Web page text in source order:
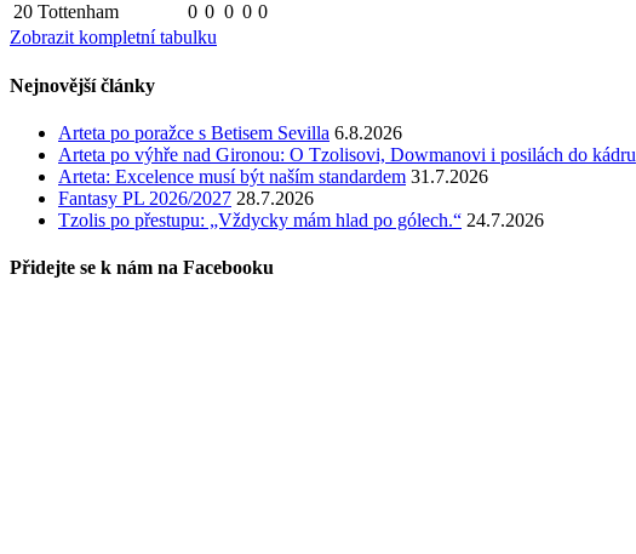
20 Tottenham 0 0 0 0 0
Zobrazit kompletní tabulku
Nejnovější články
Arteta po poražce s Betisem Sevilla 6.8.2026
Arteta po výhře nad Gironou: O Tzolisovi, Dowmanovi i posilách do kádru
Arteta: Excelence musí být naším standardem 31.7.2026
Fantasy PL 2026/2027 28.7.2026
Tzolis po přestupu: „Vždycky mám hlad po gólech.“ 24.7.2026
Přidejte se k nám na Facebooku